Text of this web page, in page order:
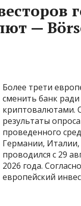
—
Более трети
сменить банк
криптовалютами.
результаты
проведенного
Германии,
проводился с 29
2026 года.
европейский